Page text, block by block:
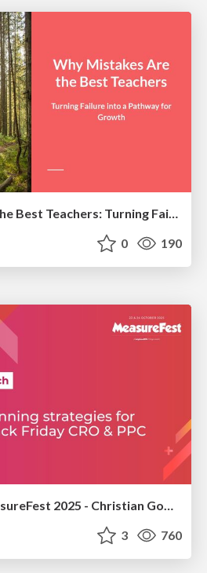
0 190
brightonSEO & MeasureFest 2025 - Christian Goodrich - Winning strategies for Black Friday CRO & PPC
3 760